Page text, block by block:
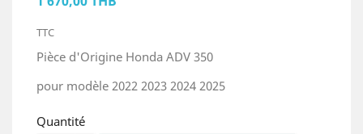
TTC
Pièce d'Origine Honda ADV 350
pour modèle 2022 2023 2024 2025
Quantité